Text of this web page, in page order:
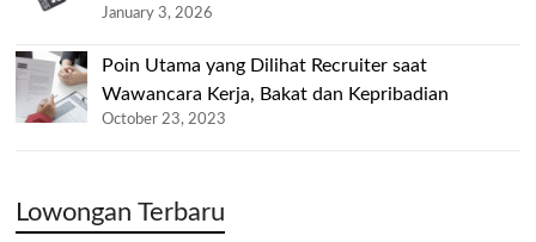
January 3, 2026
Poin Utama yang Dilihat Recruiter saat
Wawancara Kerja, Bakat dan Kepribadian
October 23, 2023
Lowongan Terbaru